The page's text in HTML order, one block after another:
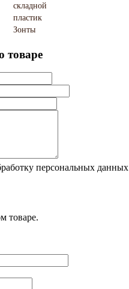
складной
пластик
Зонты
товаре
персональных данных
товаре.